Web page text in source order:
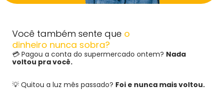
Você também sente que o
dinheiro nunca sobra?
💳 Pagou a conta do supermercado ontem? Nada
voltou pra você.
💡 Quitou a luz mês passado? Foi e nunca mais voltou.